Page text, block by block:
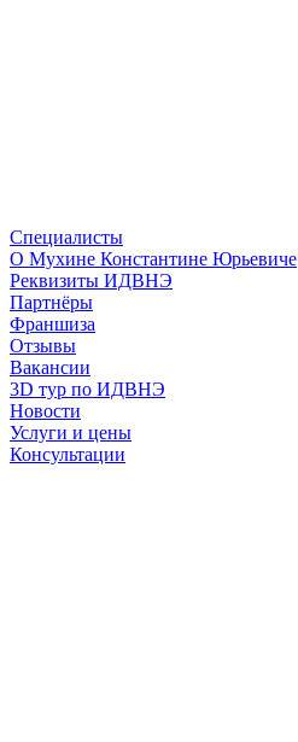
Специалисты
О Мухине Константине Юрьевиче
Реквизиты ИДВНЭ
Партнёры
Франшиза
Отзывы
Вакансии
3D тур по ИДВНЭ
Новости
Услуги и цены
Консультации